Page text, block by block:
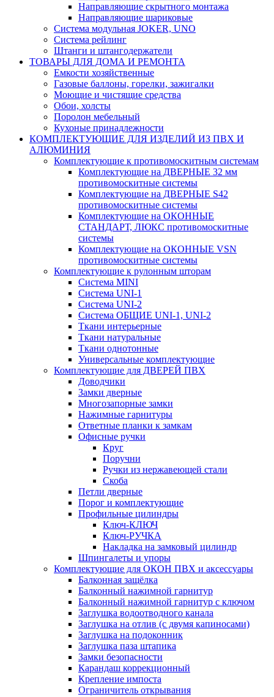
Направляющие скрытного монтажа
Направляющие шариковые
Система модульная JOKER, UNO
Система рейлинг
Штанги и штангодержатели
ТОВАРЫ ДЛЯ ДОМА И РЕМОНТА
Емкости хозяйственные
Газовые баллоны, горелки, зажигалки
Моющие и чистящие средства
Обои, холсты
Поролон мебельный
Кухоные принадлежности
КОМПЛЕКТУЮЩИЕ ДЛЯ ИЗДЕЛИЙ ИЗ ПВХ И
АЛЮМИНИЯ
Комплектующие к противомоскитным системам
Комплектующие на ДВЕРНЫЕ 32 мм
противомоскитные системы
Комплектующие на ДВЕРНЫЕ S42
противомоскитные системы
Комплектующие на ОКОННЫЕ
СТАНДАРТ, ЛЮКС противомоскитные
системы
Комплектующие на ОКОННЫЕ VSN
противомоскитные системы
Комплектующие к рулонным шторам
Система MINI
Система UNI-1
Система UNI-2
Система ОБЩИЕ UNI-1, UNI-2
Ткани интерьерные
Ткани натуральные
Ткани однотонные
Универсальные комплектующие
Комплектующие для ДВЕРЕЙ ПВХ
Доводчики
Замки дверные
Многозапорные замки
Нажимные гарнитуры
Ответные планки к замкам
Офисные ручки
Круг
Поручни
Ручки из нержавеющей стали
Скоба
Петли дверные
Порог и комплектующие
Профильные цилиндры
Ключ-КЛЮЧ
Ключ-РУЧКА
Накладка на замковый цилиндр
Шпингалеты и упоры
Комплектующие для ОКОН ПВХ и аксессуары
Балконная защёлка
Балконный нажимной гарнитур
Балконный нажимной гарнитур с ключом
Заглушка водоотводного канала
Заглушка на отлив (с двумя капиносами)
Заглушка на подоконник
Заглушка паза штапика
Замки безопасности
Карандаш коррекционный
Крепление импоста
Ограничитель открывания